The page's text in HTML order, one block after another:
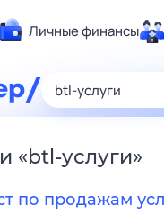
Личные финансы
«btl-услуги»
по продажам